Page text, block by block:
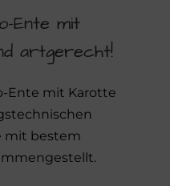
Ente mit
artgerecht!
Ente mit Karotte
mit bestem